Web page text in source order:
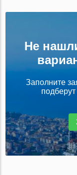
Не
Заполните